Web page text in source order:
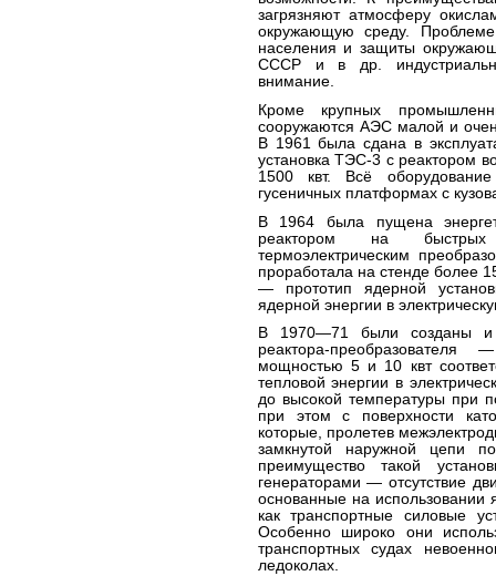
загрязняют атмосферу
окружающую среду. Проблеме
населения и защиты
СССР и в др.
внимание.
Кроме крупных
сооружаются АЭС малой и
В 1961 была сдана в
установка ТЭС-3 с реактором
1500 квт. Всё
гусеничных платформах с
В 1964 была пущена
реактором на быстрых
термоэлектрическим
проработала на стенде более
— прототип ядерной
ядерной энергии в
В 1970—71 были созданы и
реактора-
мощностью 5 и 10 квт
тепловой энергии в
до высокой температуры при
при этом с поверхности
которые, пролетев
замкнутой наружной цепи
преимущество такой
генераторами — отсутствие
основанные на использовании
как транспортные силовые
Особенно широко они
транспортных судах
ледоколах.